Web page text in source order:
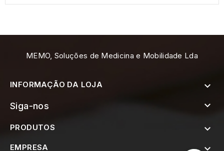
MEMO, Soluções de Medicina e Mobilidade Lda
INFORMAÇÃO DA LOJA 
Siga-nos 
PRODUTOS 
EMPRESA